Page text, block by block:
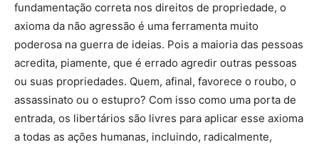
fundamentação correta nos direitos de propriedade, o
axioma da não agressão é uma ferramenta muito
poderosa na guerra de ideias. Pois a maioria das pessoas
acredita, piamente, que é errado agredir outras pessoas
ou suas propriedades. Quem, afinal, favorece o roubo, o
assassinato ou o estupro? Com isso como uma porta de
entrada, os libertários são livres para aplicar esse axioma
a todas as ações humanas, incluindo, radicalmente,